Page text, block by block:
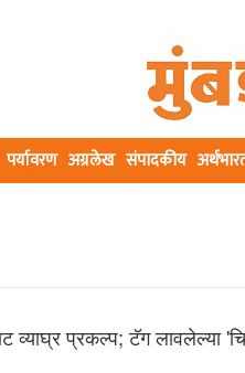
पर्यावरण अग्रलेख संपादकीय
व्याघ्र प्रकल्प; टॅग